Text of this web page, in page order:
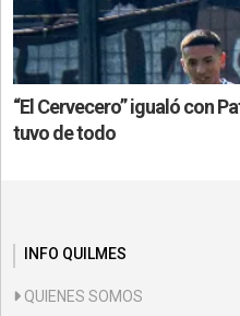
“El Cervecero” igualó con
tuvo de todo
INFO QUILMES
QUIENES SOMOS